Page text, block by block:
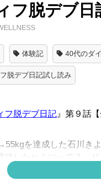
フ脱デブ日
体験記 40代のダ
脱デブ日記試し読み
フ脱デブ日記』第９話【
を達成した石川き
功したヒミツって？
イエット奮闘記。